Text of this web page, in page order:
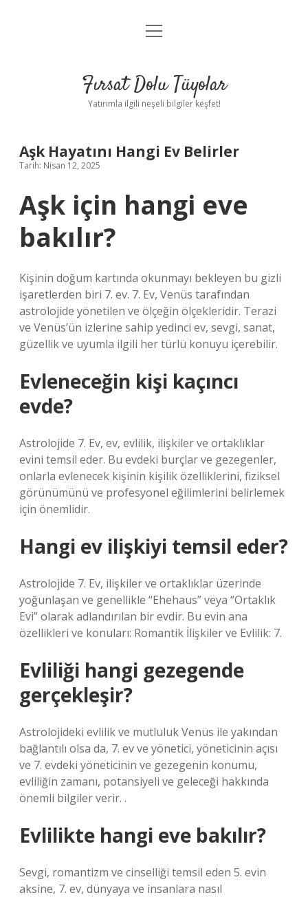
Gizlilik Politikası
Yasal Uyarı
menüyü
Fırsat Dolu Tüyolar
Yatırımla ilgili neşeli bilgiler keşfet!
Aşk Hayatını Hangi Ev Belirler
Tarih: Nisan 12, 2025
Aşk için hangi eve
bakılır?
Kişinin doğum kartında okunmayı bekleyen bu gizli
işaretlerden biri 7. ev. 7. Ev, Venüs tarafından
astrolojide yönetilen ve ölçeğin ölçekleridir. Terazi
ve Venüs’ün izlerine sahip yedinci ev, sevgi, sanat,
güzellik ve uyumla ilgili her türlü konuyu içerebilir.
Evleneceğin kişi kaçıncı
evde?
Astrolojide 7. Ev, ev, evlilik, ilişkiler ve ortaklıklar
evini temsil eder. Bu evdeki burçlar ve gezegenler,
onlarla evlenecek kişinin kişilik özelliklerini, fiziksel
görünümünü ve profesyonel eğilimlerini belirlemek
için önemlidir.
Hangi ev ilişkiyi temsil eder?
Astrolojide 7. Ev, ilişkiler ve ortaklıklar üzerinde
yoğunlaşan ve genellikle “Ehehaus” veya “Ortaklık
Evi” olarak adlandırılan bir evdir. Bu evin ana
özellikleri ve konuları: Romantik İlişkiler ve Evlilik: 7.
Evliliği hangi gezegende
gerçekleşir?
Astrolojideki evlilik ve mutluluk Venüs ile yakından
bağlantılı olsa da, 7. ev ve yönetici, yöneticinin açısı
ve 7. evdeki yöneticinin ve gezegenin konumu,
evliliğin zamanı, potansiyeli ve geleceği hakkında
önemli bilgiler verir. .
Evlilikte hangi eve bakılır?
Sevgi, romantizm ve cinselliği temsil eden 5. evin
aksine, 7. ev, dünyaya ve insanlara nasıl